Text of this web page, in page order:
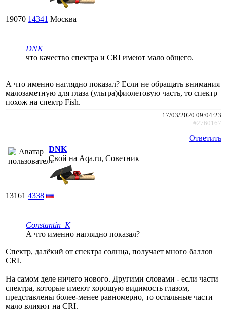
19070 14341 Москва
DNK
что качество спектра и CRI имеют мало общего.
А что именно наглядно показал? Если не обращать внимания
малозаметную для глаза (ультра)фиолетовую часть, то спектр
похож на спектр Fish.
17/03/2020 09:04:23
#2760167
Ответить
DNK
Свой на Aqa.ru, Советник
13161 4338
Constantin_K
А что именно наглядно показал?
Спектр, далёкий от спектра солнца, получает много баллов
CRI.
На самом деле ничего нового. Другими словами - если части
спектра, которые имеют хорошую видимость глазом,
представлены более-менее равномерно, то остальные части
мало влияют на CRI.